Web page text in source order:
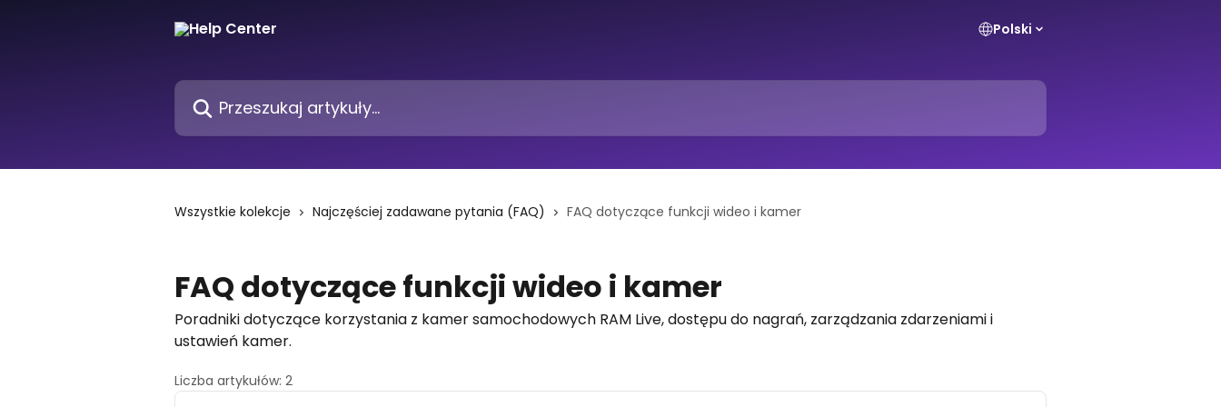
Polski
Przeszukaj artykuły...
Wszystkie kolekcje Najczęściej zadawane pytania (FAQ) FAQ dotyczące funkcji wideo i kamer
FAQ dotyczące funkcji wideo i kamer
Poradniki dotyczące korzystania z kamer samochodowych RAM Live, dostępu do nagrań, zarządzania zdarzeniami i
ustawień kamer.
Liczba artykułów: 2